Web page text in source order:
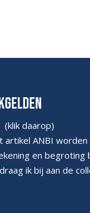
(klik daarop)
artikel ANBI
en
ik bij aan de